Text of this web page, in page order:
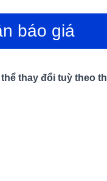
báo giá
thay đổi tuỳ theo